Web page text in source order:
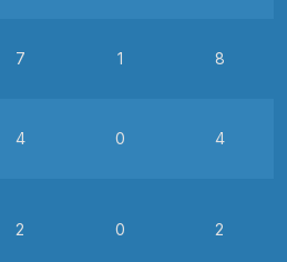
7 1 8
4 0 4
2 0 2